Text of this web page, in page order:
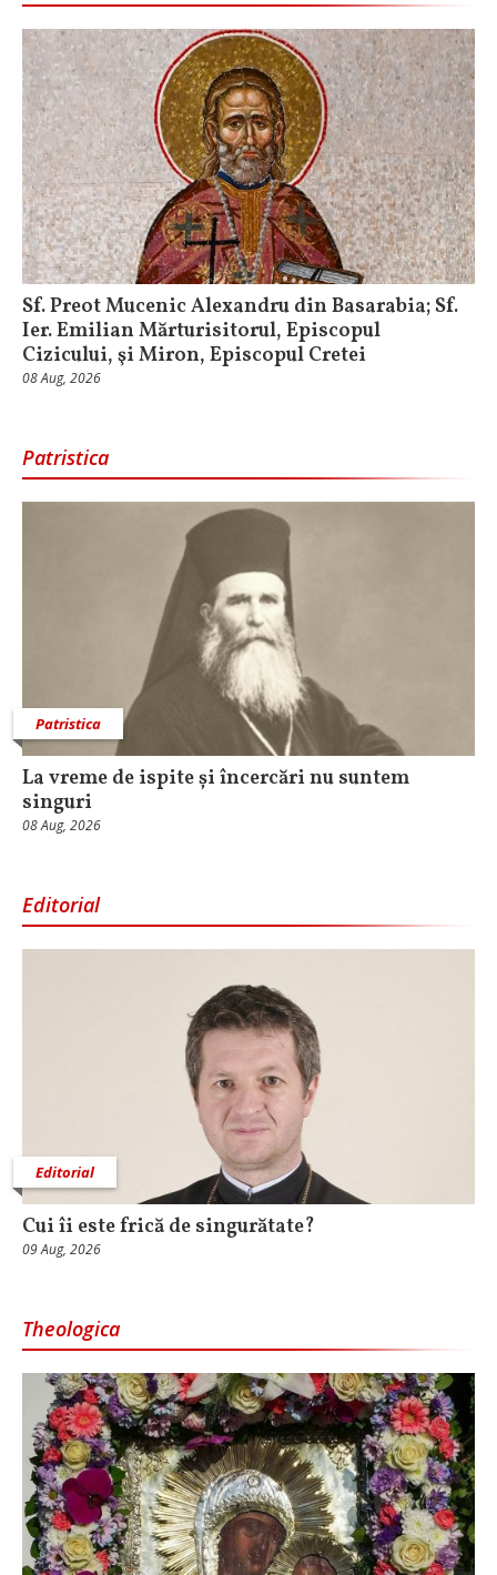
Sf. Preot Mucenic Alexandru din Basarabia; Sf.
Ier. Emilian Mărturisitorul, Episcopul
Cizicului, şi Miron, Episcopul Cretei
08 Aug, 2026
Patristica
Patristica
La vreme de ispite și încercări nu suntem
singuri
08 Aug, 2026
Editorial
Editorial
Cui îi este frică de singurătate?
09 Aug, 2026
Theologica